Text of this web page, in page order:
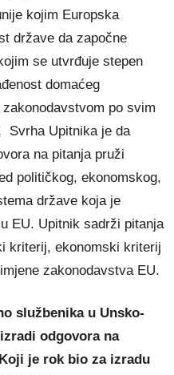
kojim Europska
države da započne
se utvrđuje stepen
domaćeg
po svim
Svrha Upitnika je da
na pitanja pruži
političkog, ekonomskog,
države koja je
EU. Upitnik sadrži pitanja
kriterij, ekonomski kriterij
zakonodavstva EU.
službenika u Unsko-
odgovora na
je rok bio za izradu